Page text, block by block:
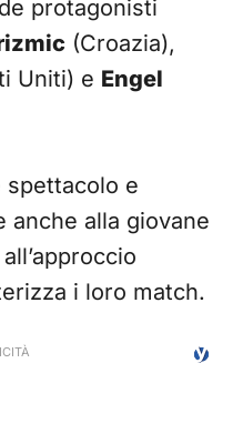
protagonisti
(Croazia),
Uniti) e Engel
spettacolo e
anche alla giovane
i loro match.